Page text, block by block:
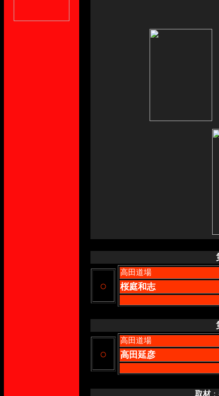
○
高田道場
桜庭和志
○
高田道場
高田延彦
取材